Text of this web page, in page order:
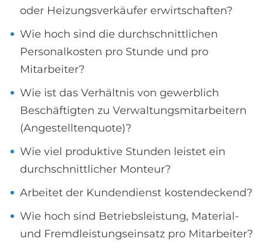
oder Heizungsverkäufer erwirtschaften?
Wie hoch sind die durchschnittlichen
Personalkosten pro Stunde und pro
Mitarbeiter?
Wie ist das Verhältnis von gewerblich
Beschäftigten zu Verwaltungsmitarbeitern
(Angestelltenquote)?
Wie viel produktive Stunden leistet ein
durchschnittlicher Monteur?
Arbeitet der Kundendienst kostendeckend?
Wie hoch sind Betriebsleistung, Material-
und Fremdleistungseinsatz pro Mitarbeiter?